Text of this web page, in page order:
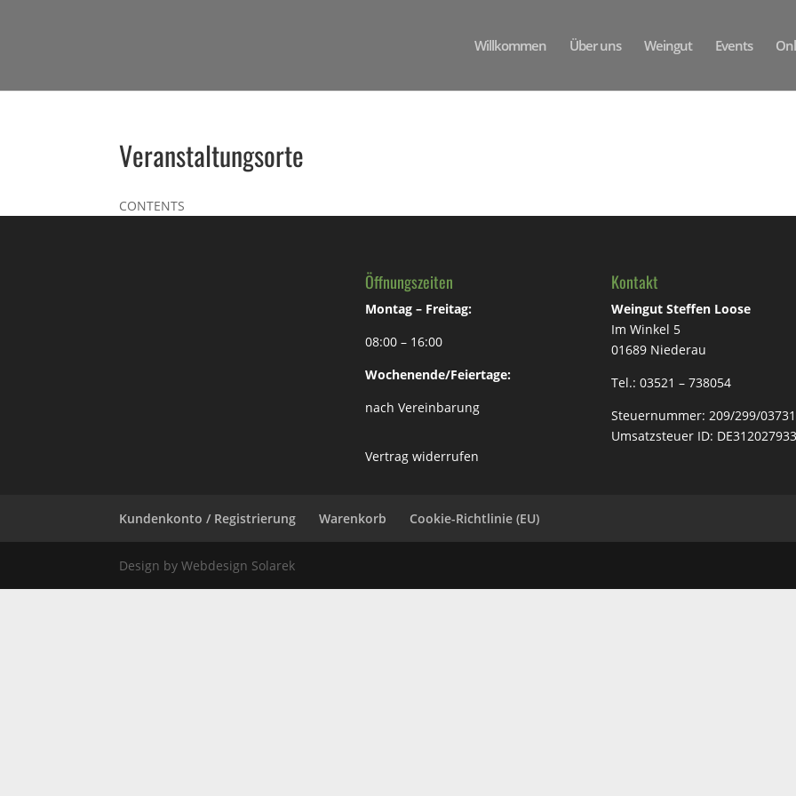
Willkommen Über uns Weingut Events
Veranstaltungsorte
CONTENTS
Öffnungszeiten
Montag – Freitag:
08:00 – 16:00
Wochenende/Feiertage:
nach Vereinbarung
Vertrag widerrufen
Kontakt
Weingut Steffen Loose
Im Winkel 5
01689 Niederau
Tel.: 03521 – 738054
Steuernummer: 209/299/03731
Umsatzsteuer ID:
Kundenkonto / Registrierung Warenkorb Cookie-Richtlinie (EU)
Design by Webdesign Solarek